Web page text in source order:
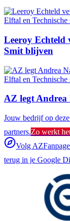
Elftal en Technische
Leeroy Echteld
Smit blijven
Elftal en Technische
AZ legt Andrea
Jouw bedrijf op
partners.Zo werkt
Volg AZFanpage
terug in je Google